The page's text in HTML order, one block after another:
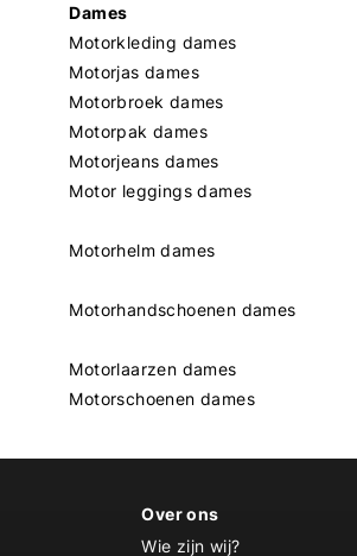
Dames
Motorkleding dames
Motorjas dames
Motorbroek dames
Motorpak dames
Motorjeans dames
Motor leggings dames
Motorhelm dames
Motorhandschoenen dames
Motorlaarzen dames
Motorschoenen dames
Over ons
Wie zijn wij?